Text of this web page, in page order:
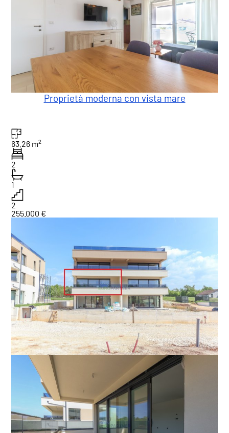
Proprietà moderna con vista mare
63.26 m2
2
1
2
255.000 €